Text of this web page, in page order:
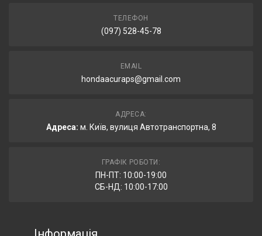
ТЕЛЕФОН
(097) 528-45-78
EMAIL
hondaacuraps@gmail.com
АДРЕСА:
Адреса: м. Київ, вулиця Автотранспортна, 8
ГРАФІК РОБОТИ:
ПН-ПТ: 10:00-19:00
СБ-НД: 10:00-17:00